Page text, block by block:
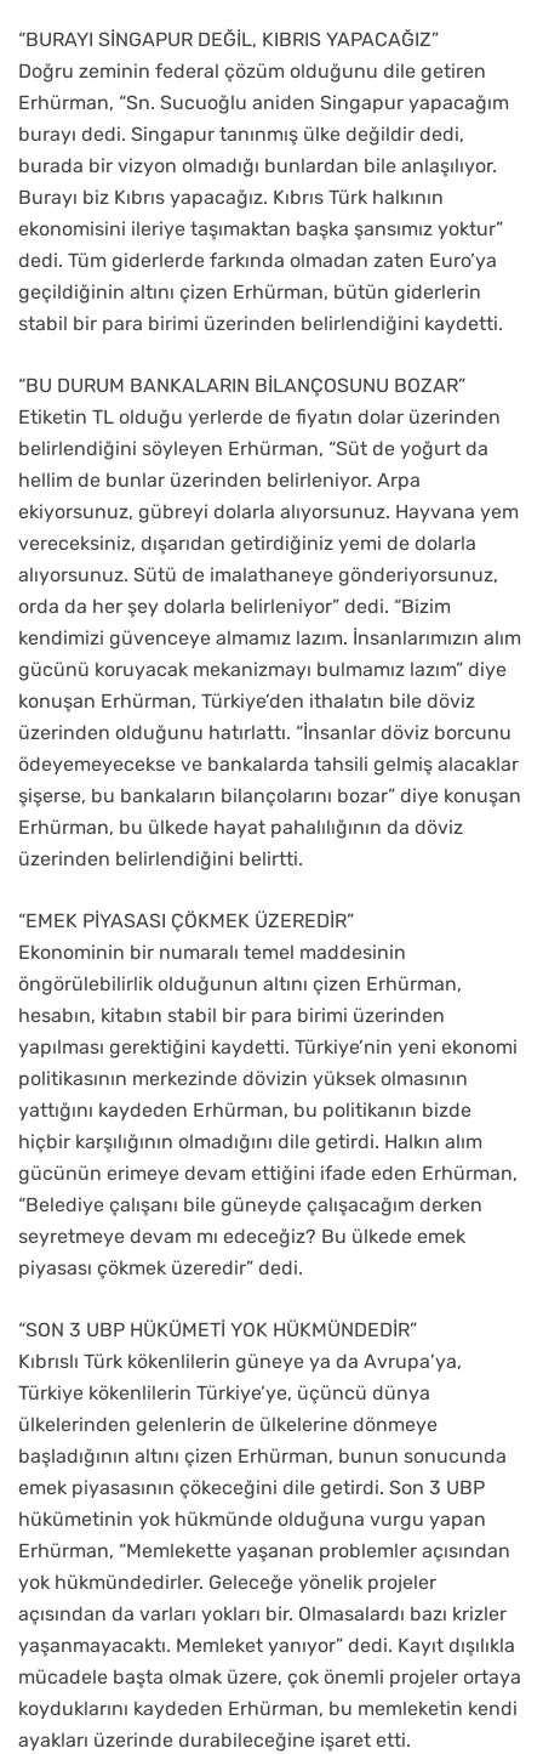
“BURAYI SİNGAPUR DEĞİL, KIBRIS YAPACAĞIZ”
Doğru zeminin federal çözüm olduğunu dile getiren
Erhürman, “Sn. Sucuoğlu aniden Singapur yapacağım
burayı dedi. Singapur tanınmış ülke değildir dedi,
burada bir vizyon olmadığı bunlardan bile anlaşılıyor.
Burayı biz Kıbrıs yapacağız. Kıbrıs Türk halkının
ekonomisini ileriye taşımaktan başka şansımız yoktur”
dedi. Tüm giderlerde farkında olmadan zaten Euro’ya
geçildiğinin altını çizen Erhürman, bütün giderlerin
stabil bir para birimi üzerinden belirlendiğini kaydetti.
“BU DURUM BANKALARIN BİLANÇOSUNU BOZAR”
Etiketin TL olduğu yerlerde de fiyatın dolar üzerinden
belirlendiğini söyleyen Erhürman, “Süt de yoğurt da
hellim de bunlar üzerinden belirleniyor. Arpa
ekiyorsunuz, gübreyi dolarla alıyorsunuz. Hayvana yem
vereceksiniz, dışarıdan getirdiğiniz yemi de dolarla
alıyorsunuz. Sütü de imalathaneye gönderiyorsunuz,
orda da her şey dolarla belirleniyor” dedi. “Bizim
kendimizi güvenceye almamız lazım. İnsanlarımızın alım
gücünü koruyacak mekanizmayı bulmamız lazım” diye
konuşan Erhürman, Türkiye’den ithalatın bile döviz
üzerinden olduğunu hatırlattı. “İnsanlar döviz borcunu
ödeyemeyecekse ve bankalarda tahsili gelmiş alacaklar
şişerse, bu bankaların bilançolarını bozar” diye konuşan
Erhürman, bu ülkede hayat pahalılığının da döviz
üzerinden belirlendiğini belirtti.
“EMEK PİYASASI ÇÖKMEK ÜZEREDİR”
Ekonominin bir numaralı temel maddesinin
öngörülebilirlik olduğunun altını çizen Erhürman,
hesabın, kitabın stabil bir para birimi üzerinden
yapılması gerektiğini kaydetti. Türkiye’nin yeni ekonomi
politikasının merkezinde dövizin yüksek olmasının
yattığını kaydeden Erhürman, bu politikanın bizde
hiçbir karşılığının olmadığını dile getirdi. Halkın alım
gücünün erimeye devam ettiğini ifade eden Erhürman,
“Belediye çalışanı bile güneyde çalışacağım derken
seyretmeye devam mı edeceğiz? Bu ülkede emek
piyasası çökmek üzeredir” dedi.
“SON 3 UBP HÜKÜMETİ YOK HÜKMÜNDEDİR”
Kıbrıslı Türk kökenlilerin güneye ya da Avrupa’ya,
Türkiye kökenlilerin Türkiye’ye, üçüncü dünya
ülkelerinden gelenlerin de ülkelerine dönmeye
başladığının altını çizen Erhürman, bunun sonucunda
emek piyasasının çökeceğini dile getirdi. Son 3 UBP
hükümetinin yok hükmünde olduğuna vurgu yapan
Erhürman, “Memlekette yaşanan problemler açısından
yok hükmündedirler. Geleceğe yönelik projeler
açısından da varları yokları bir. Olmasalardı bazı krizler
yaşanmayacaktı. Memleket yanıyor” dedi. Kayıt dışılıkla
mücadele başta olmak üzere, çok önemli projeler ortaya
koyduklarını kaydeden Erhürman, bu memleketin kendi
ayakları üzerinde durabileceğine işaret etti.